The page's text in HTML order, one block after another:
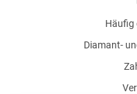
Häufig
Diamant-